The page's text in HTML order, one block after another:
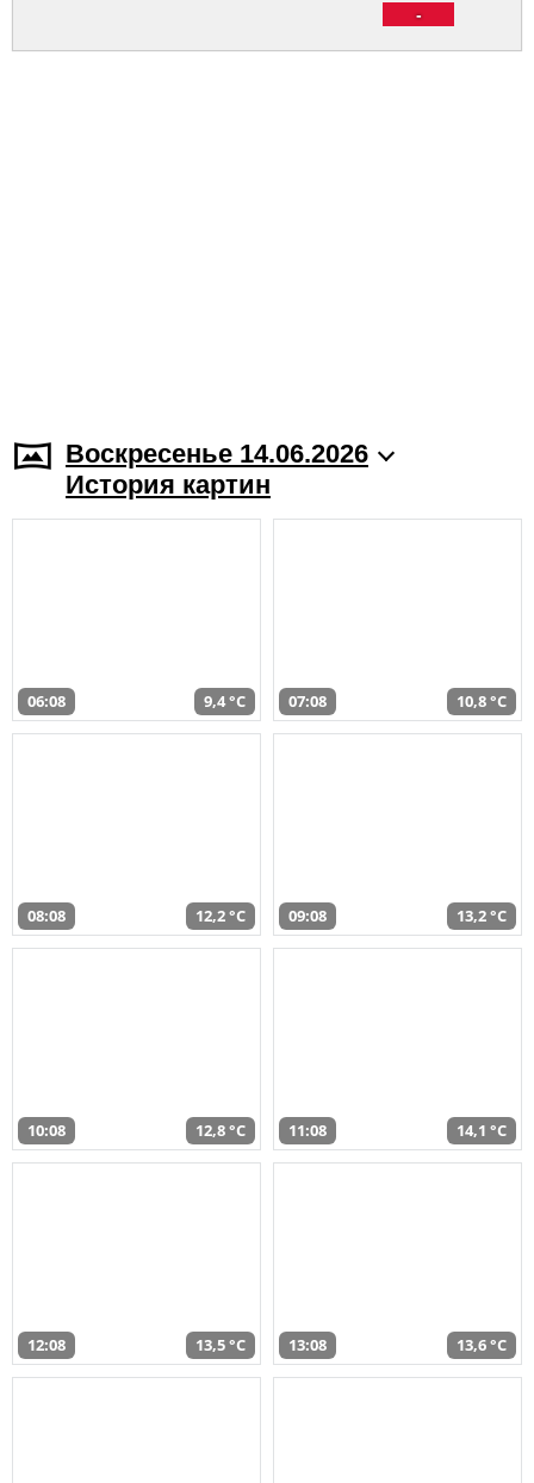
-
Воскресенье 14.06.2026
История картин
06:08 9,4 °C 07:08 10,8 °C
08:08 12,2 °C 09:08 13,2 °C
10:08 12,8 °C 11:08 14,1 °C
12:08 13,5 °C 13:08 13,6 °C